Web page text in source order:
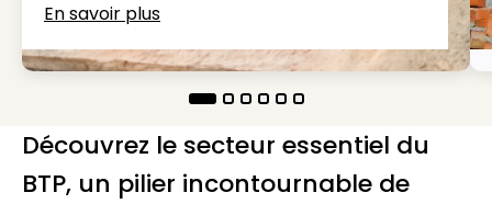
En savoir plus
Découvrez le secteur essentiel du
BTP, un pilier incontournable de